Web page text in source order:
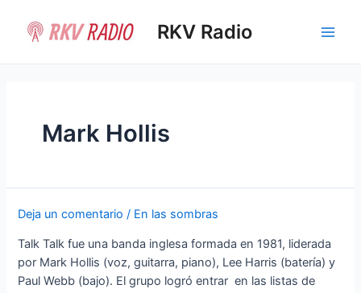
contenido
RKV Radio
Mark Hollis
Deja un comentario / En las sombras
Talk Talk fue una banda inglesa formada en 1981, liderada
por Mark Hollis (voz, guitarra, piano), Lee Harris (batería) y
Paul Webb (bajo). El grupo logró entrar en las listas de